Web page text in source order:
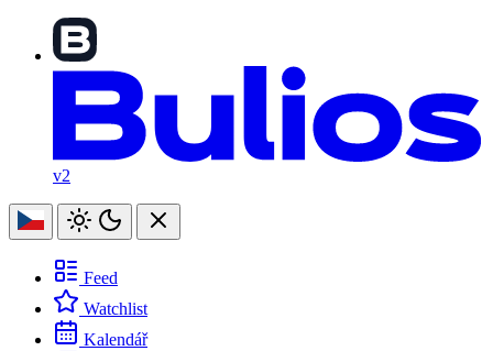
v2
Feed
Watchlist
Kalendář